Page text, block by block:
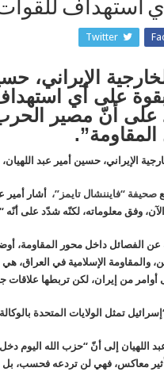
استهداف للقوات
Twitter
الإيراني،
على أي استهداف
على أنّ مصير
الإيراني، حسين أمير عبد
صحيفة “فايننشال تايمز”، أشار أمير
وفق معلوماته، لكنّه شدّد على
الفصائل داخل محور المقاومة،
والمقاومة الإسلامية في العراق،
أوامر من إيران، لكن تربطها علاقات
تمثل الولايات المتحدة
اللهيان إلى أنّ “حزب الله اليوم
معاكس، فهي لن تردعه فحسب، بل